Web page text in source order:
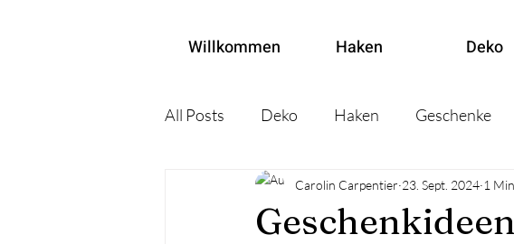
Willkommen Haken Deko
All Posts Deko Haken Geschenke
Carolin Carpentier 23. Sept. 2024 1